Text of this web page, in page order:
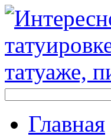
Главная